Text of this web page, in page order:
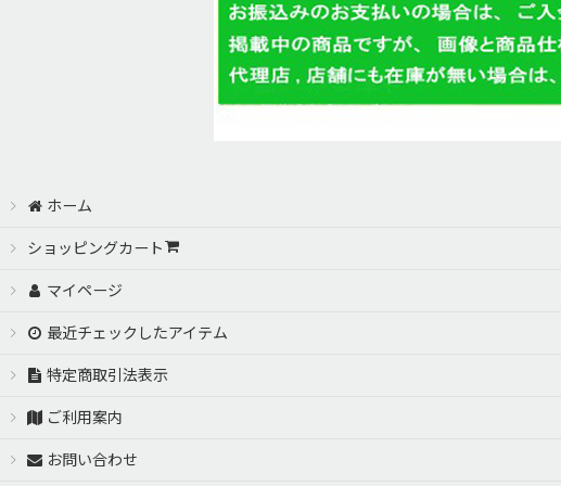
ホーム
ショッピングカート
マイページ
最近チェックしたアイテム
特定商取引法表示
ご利用案内
お問い合わせ